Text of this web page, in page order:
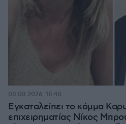
Εγκαταλείπει το κόμμα
επιχειρηματίας Νίκος
08.08.2026, 18:48